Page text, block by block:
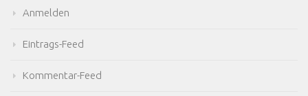
Anmelden
Eintrags-Feed
Kommentar-Feed